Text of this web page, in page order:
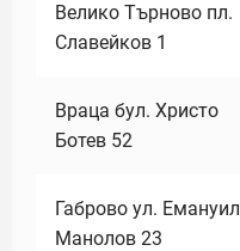
Велико Търново пл.
Славейков 1
Враца бул. Христо
Ботев 52
Габрово ул. Емануил
Манолов 23